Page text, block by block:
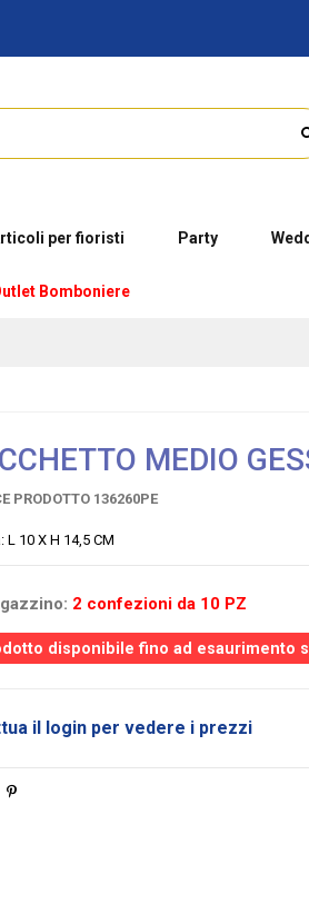
per fioristi Party
Bomboniere
MEDIO
PRODOTTO 136260PE
L 10 X H 14,5 CM
2 confezioni da 10 PZ
disponibile fino ad esaurimento
il login per vedere i prezzi